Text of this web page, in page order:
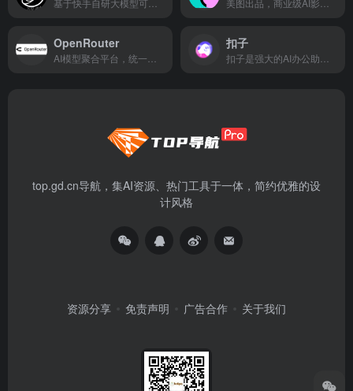
OpenRouter 扣子
top.gd.cn导航，集AI资源、热门工具于一体，简约优雅的设
计风格
资源分享 免责声明 广告合作 关于我们